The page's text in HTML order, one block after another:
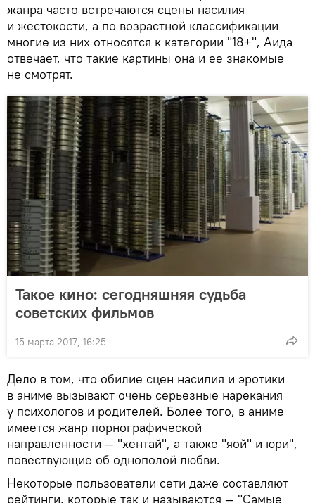
жанра часто встречаются сцены насилия
и жестокости, а по возрастной классификации
многие из них относятся к категории "18+", Аида
отвечает, что такие картины она и ее знакомые
не смотрят.
Такое кино: сегодняшняя судьба
советских фильмов
15 марта 2017, 16:25
Дело в том, что обилие сцен насилия и эротики
в аниме вызывают очень серьезные нарекания
у психологов и родителей. Более того, в аниме
имеется жанр порнографической
направленности — "хентай", а также "яой" и юри",
повествующие об однополой любви.
Некоторые пользователи сети даже составляют
рейтинги, которые так и называются — "Самые